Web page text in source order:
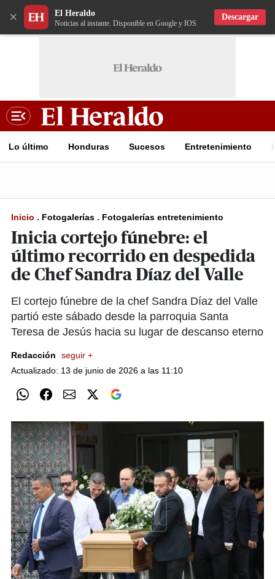
× El Heraldo
Noticias al instante. Disponible en Google y IOS
Descargar
Lo último Honduras Sucesos Entretenimiento
Inicio . Fotogalerías . Fotogalerías entretenimiento
Inicia cortejo fúnebre: el
último recorrido en despedida
de Chef Sandra Díaz del Valle
El cortejo fúnebre de la chef Sandra Díaz del Valle
partió este sábado desde la parroquia Santa
Teresa de Jesús hacia su lugar de descanso eterno
Redacción
seguir +
Actualizado: 13 de junio de 2026 a las 11:10